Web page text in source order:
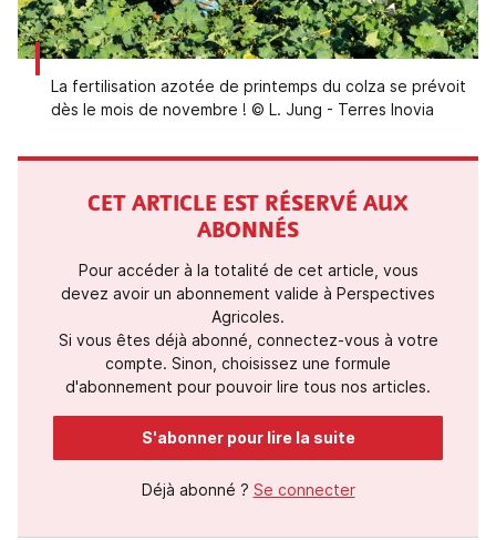
La fertilisation azotée de printemps du colza se prévoit
dès le mois de novembre ! © L. Jung - Terres Inovia
CET ARTICLE EST RÉSERVÉ AUX
ABONNÉS
Pour accéder à la totalité de cet article, vous
devez avoir un abonnement valide à Perspectives
Agricoles.
Si vous êtes déjà abonné, connectez-vous à votre
compte. Sinon, choisissez une formule
d'abonnement pour pouvoir lire tous nos articles.
S'abonner pour lire la suite
Déjà abonné ? Se connecter